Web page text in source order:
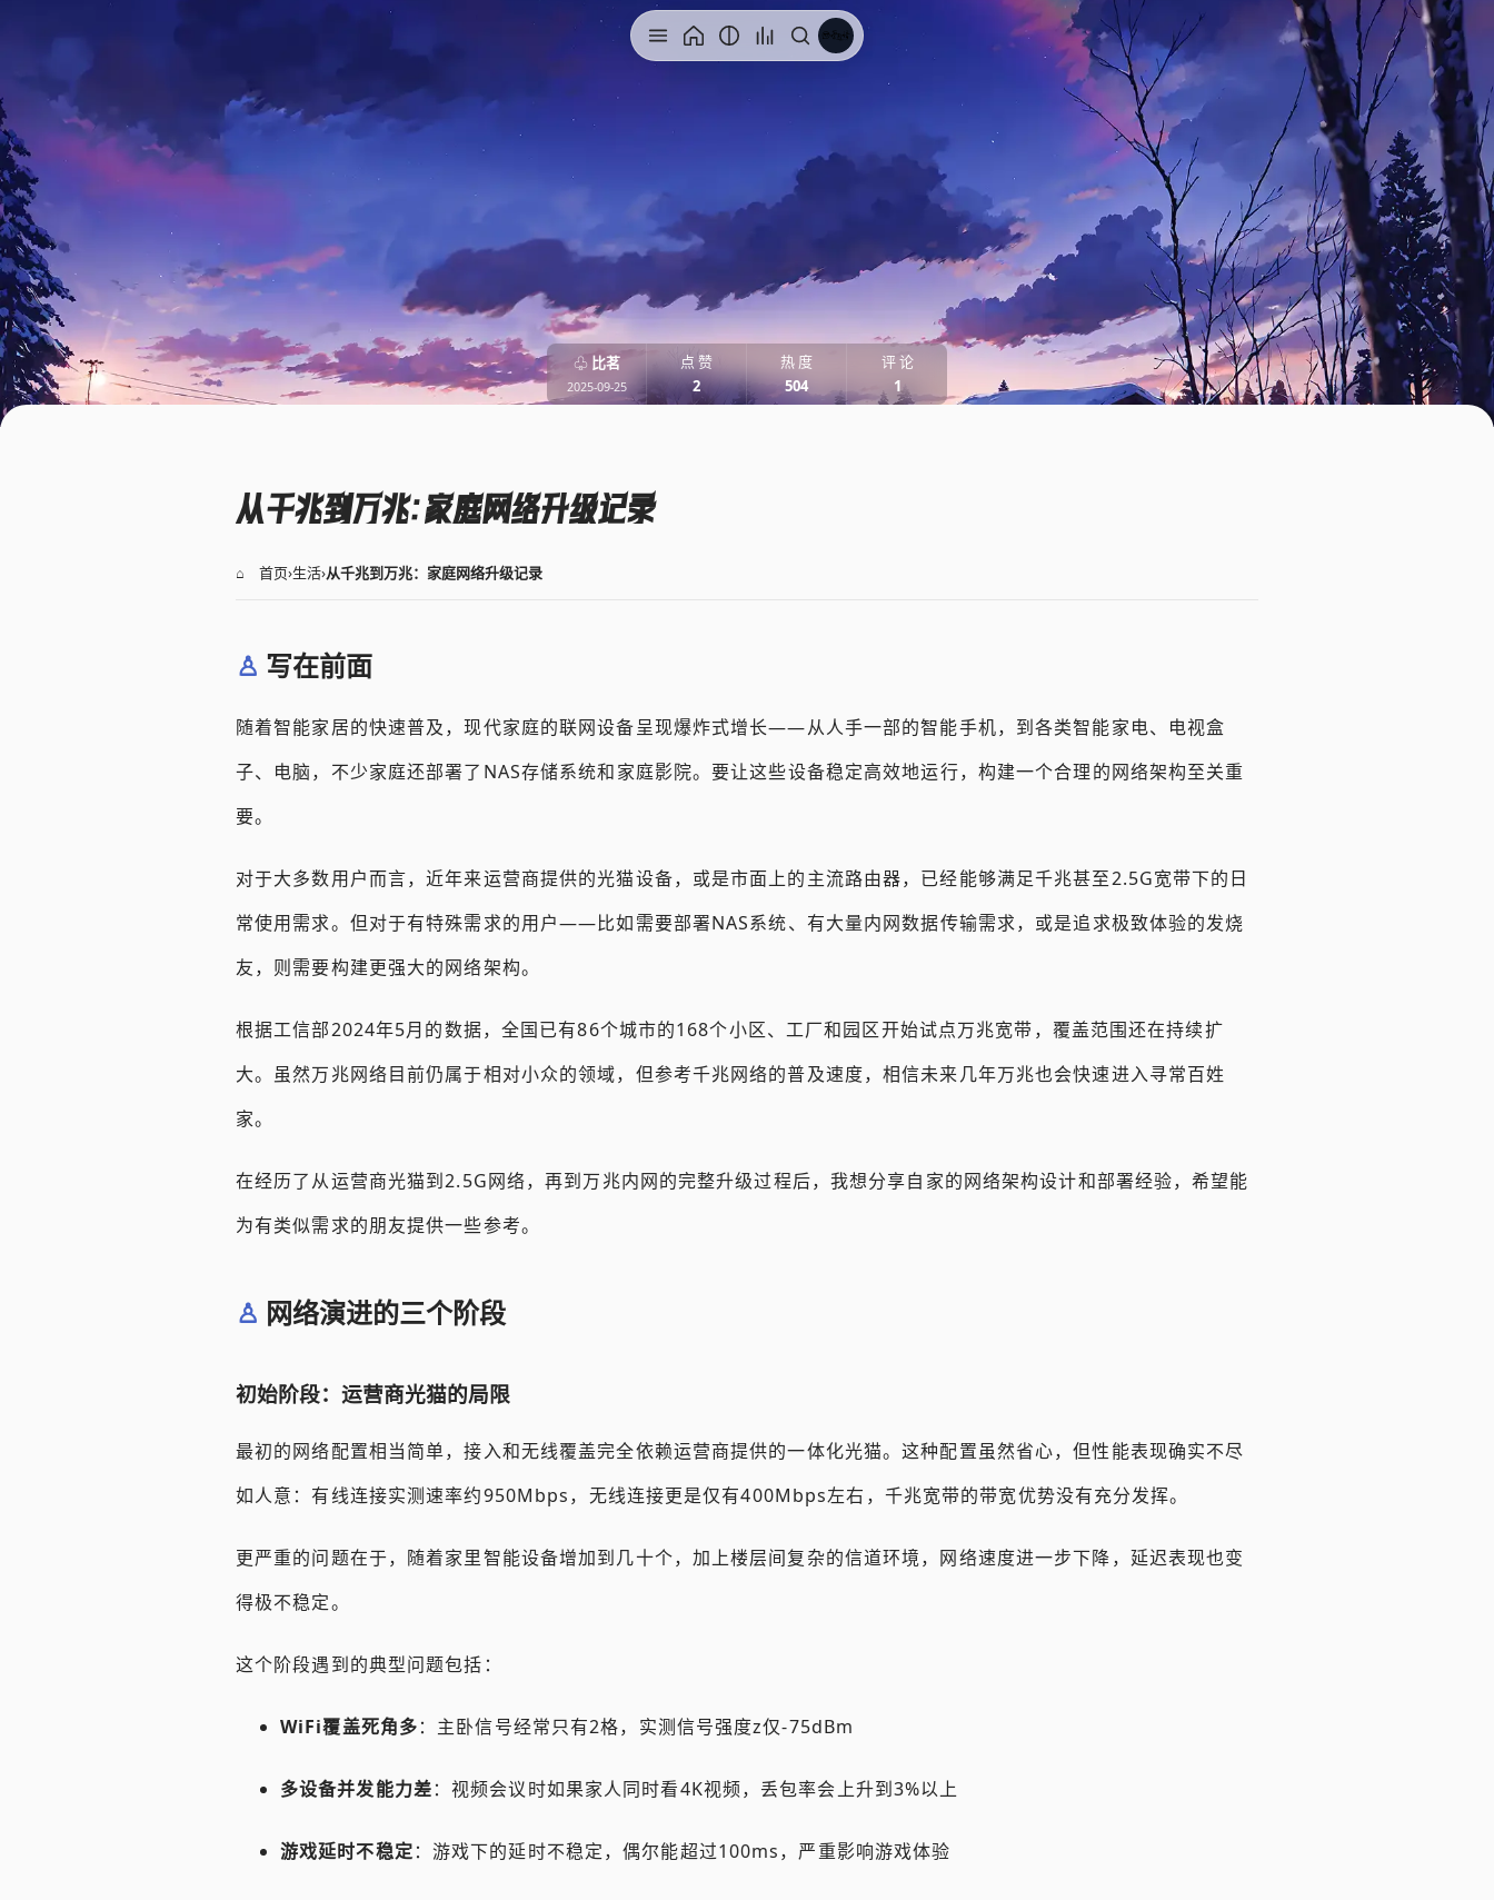
♧ 比茗
2025-09-25
点 赞
2
热 度
504
评 论
1
从千兆到万兆：家庭网络升级记录
⌂ 首页›生活›从千兆到万兆：家庭网络升级记录
写在前面
随着智能家居的快速普及，现代家庭的联网设备呈现爆炸式增长——从人手一部的智能手机，到各类智能家电、电视盒
子、电脑，不少家庭还部署了NAS存储系统和家庭影院。要让这些设备稳定高效地运行，构建一个合理的网络架构至关重
要。
对于大多数用户而言，近年来运营商提供的光猫设备，或是市面上的主流路由器，已经能够满足千兆甚至2.5G宽带下的日
常使用需求。但对于有特殊需求的用户——比如需要部署NAS系统、有大量内网数据传输需求，或是追求极致体验的发烧
友，则需要构建更强大的网络架构。
根据工信部2024年5月的数据，全国已有86个城市的168个小区、工厂和园区开始试点万兆宽带，覆盖范围还在持续扩
大。虽然万兆网络目前仍属于相对小众的领域，但参考千兆网络的普及速度，相信未来几年万兆也会快速进入寻常百姓
家。
在经历了从运营商光猫到2.5G网络，再到万兆内网的完整升级过程后，我想分享自家的网络架构设计和部署经验，希望能
为有类似需求的朋友提供一些参考。
网络演进的三个阶段
初始阶段：运营商光猫的局限
最初的网络配置相当简单，接入和无线覆盖完全依赖运营商提供的一体化光猫。这种配置虽然省心，但性能表现确实不尽
如人意：有线连接实测速率约950Mbps，无线连接更是仅有400Mbps左右，千兆宽带的带宽优势没有充分发挥。
更严重的问题在于，随着家里智能设备增加到几十个，加上楼层间复杂的信道环境，网络速度进一步下降，延迟表现也变
得极不稳定。
这个阶段遇到的典型问题包括：
WiFi覆盖死角多：主卧信号经常只有2格，实测信号强度z仅-75dBm
多设备并发能力差：视频会议时如果家人同时看4K视频，丢包率会上升到3%以上
游戏延时不稳定：游戏下的延时不稳定，偶尔能超过100ms，严重影响游戏体验